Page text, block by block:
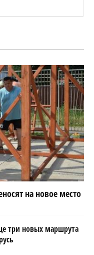
на новое место
три новых маршрута